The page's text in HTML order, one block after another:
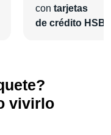
con tarjetas
de crédito
vivirlo